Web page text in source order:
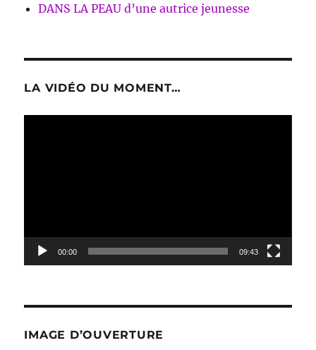
DANS LA PEAU d’une autrice jeunesse
LA VIDÉO DU MOMENT…
00:00 09:43
IMAGE D’OUVERTURE